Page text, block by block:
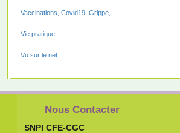
Vaccinations, Covid19, Grippe,
Vie pratique
Vu sur le net
Nous Contacter
SNPI CFE-CGC